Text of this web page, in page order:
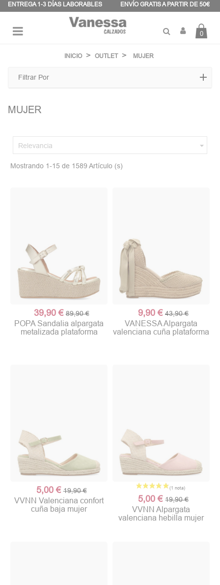
ENTREGA 1-3 DÍAS LABORABLES ENVÍO GRATIS A PARTIR DE 50€
0
INICIO OUTLET MUJER
Filtrar Por
MUJER
Relevancia 
Mostrando 1-15 de 1589 Artículo (s)
39,90 € 89,90 €
POPA Sandalia alpargata
metalizada plataforma
9,90 € 43,90 €
VANESSA Alpargata
valenciana cuña plataforma
5,00 € 19,90 €
VVNN Valenciana confort
cuña baja mujer
5,00 € 19,90 €
VVNN Alpargata
valenciana hebilla mujer
Panel de gestión de cookies